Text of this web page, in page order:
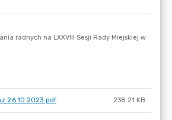
26.10.2023.pdf 238.21 KB